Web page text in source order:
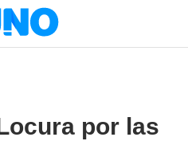
por las